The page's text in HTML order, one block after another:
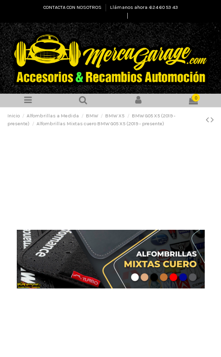
CONTACTA CON NOSOTROS
Llámanos ahora: 624 60 53 43
0
Inicio Alfombrillas a Medida BMW BMW X5
BMW G05 X5 (2019 -
presente)
Alfombrillas Mixtas cuero BMW G05 X5 (2019 - presente)